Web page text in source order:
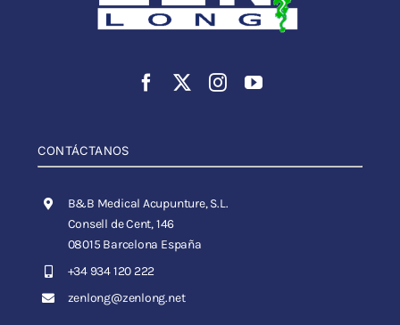
CONTÁCTANOS
B&B Medical Acupunture, S.L.
Consell de Cent, 146
08015 Barcelona España
+34 934 120 222
zenlong@zenlong.net